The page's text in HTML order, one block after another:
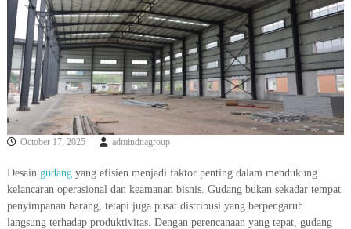
N
A
N
G
U
D
A
N
A
N
October 17, 2025 admindnagroup
Desain gudangyang efisien menjadi faktor penting dalam mendukung
kelancaran operasional dan keamanan bisnis. Gudang bukan sekadar tempat
penyimpanan barang, tetapi juga pusat distribusi yang berpengaruh
langsung terhadap produktivitas. Dengan perencanaan yang tepat, gudang